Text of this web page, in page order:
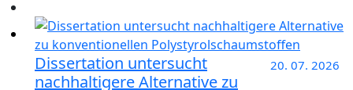
20. 07. 2026
Dissertation untersucht
nachhaltigere Alternative zu